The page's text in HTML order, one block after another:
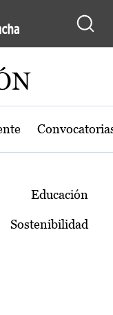
Castilla-La
Educación
Sostenibilidad